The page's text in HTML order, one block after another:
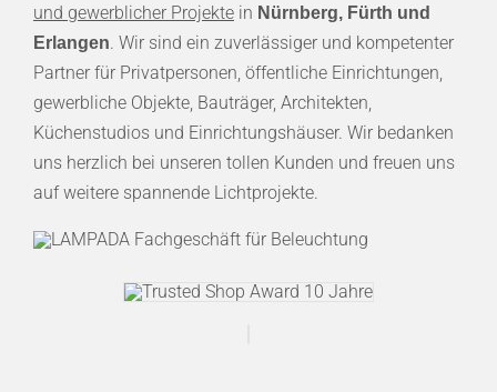
und gewerblicher Projektein Nürnberg, Fürth und
Erlangen. Wir sind ein zuverlässiger und kompetenter
Partner für Privatpersonen, öffentliche Einrichtungen,
gewerbliche Objekte, Bauträger, Architekten,
Küchenstudios und Einrichtungshäuser. Wir bedanken
uns herzlich bei unseren tollen Kunden und freuen uns
auf weitere spannende Lichtprojekte.